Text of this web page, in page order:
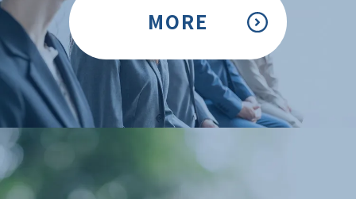
MORE